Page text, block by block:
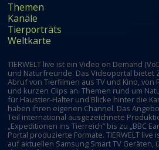
Themen
Kanäle
Tierporträts
Weltkarte
TIERWELT live ist ein Video on Demand
und Naturfreunde. Das Videoportal bietet
Abruf von Tierfilmen aus TV und Kino, von
und kurzen Clips an. Themen rund um
für Haustier-Halter und Blicke hinter die
haben ihren eigenen Channel. Das
Teil international ausgezeichnete
„Expeditionen ins Tierreich” bis zu „BBC
Portal produzierte Formate. TIERWELT live
auf aktuellen Samsung Smart TV Geräten,